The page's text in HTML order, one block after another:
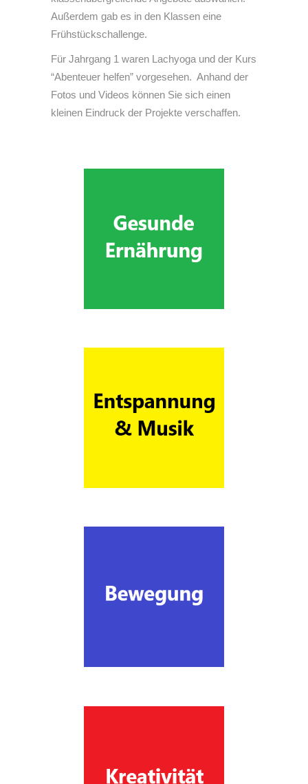
Außerdem gab es in den Klassen eine
Frühstückschallenge.
Für Jahrgang 1 waren Lachyoga und der Kurs
“Abenteuer helfen” vorgesehen. Anhand der
Fotos und Videos können Sie sich einen
kleinen Eindruck der Projekte verschaffen.